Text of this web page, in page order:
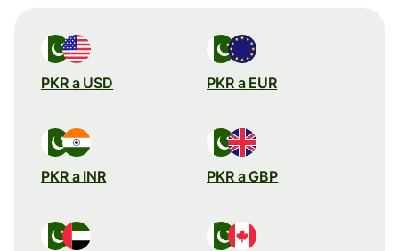
PKR a USD PKR a EUR
PKR a INR PKR a GBP